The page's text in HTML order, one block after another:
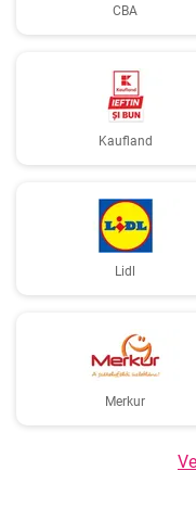
CBA
Kaufland
Lidl
Merkur